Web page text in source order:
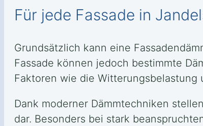
Für jede Fassade in
Grundsätzlich kann eine
Fassade können jedoch bestimmte
Faktoren wie die Witterungsbelastung
Dank moderner Dämmtechniken
dar. Besonders bei stark